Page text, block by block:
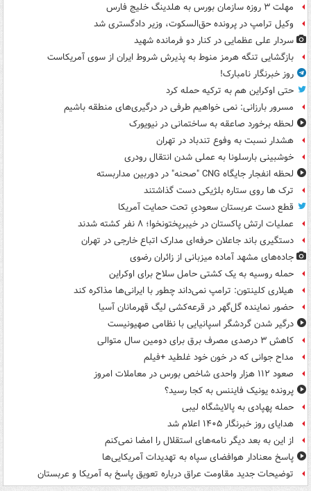
مهلت ۳ روزه سازمان بورس به هلدینگ خلیج فارس
وکیل ترامپ در پرونده حق‌السکوت، وزیر دادگستری شد
سردار علی عظمایی در کنار دو فرمانده شهید
بازگشایی تنگه هرمز منوط به پذیرش شروط ایران از سوی آمریکاست
روز خبرنگار نامبارک!
حتی اوکراین هم به ترکیه حمله کرد
مسرور بارزانی: نمی خواهیم طرفی در درگیری‌های منطقه باشیم
لحظه برخورد صاعقه به ساختمانی در نیویورک
هشدار نسبت به وفوع تندباد در تهران
خوشبینی بارسلونا به عملی شدن انتقال رودری
لحظه انفجار جایگاه CNG "صحنه" در دوربین مداربسته
ترک ها روی ستاره بلژیکی دست گذاشتند
قطع دست عربستان سعودیِ تحت حمایت آمریکا
عملیات ارتش پاکستان در خیبرپختونخوا؛ ۸ نفر کشته شدند
دستگیری باند جاعلان حرفه‌ای مدارک اتباع خارجی در تهران
جاده‌های مشهد آماده میزبانی از زائران رضوی
حمله روسیه به یک کشتی حامل سلاح برای اوکراین
هیلاری کلینتون: ترامپ نمی‌داند چطور با ایرانی‌ها مذاکره کند
حضور نماینده گل‌گهر در قرعه‌کشی لیگ قهرمانان آسیا
درگیر شدن گردشگر اسپانیایی با نظامی صهیونیست
کاهش ۳ درصدی مصرف برق برای دومین سال متوالی
مداح جوانی که در خون خود غلطید +فیلم
صعود ۱۱۲ هزار واحدی شاخص بورس در معاملات امروز
پرونده یونیک فایننس به کجا رسید؟
حمله پهپادی به پالایشگاه لیبی
هدایای روز خبرنگار ۱۴۰۵ اعلام شد
از این به بعد دیگر نامه‌های استقلال را امضا نمی‌کنم
پاسخ معنادار هوافضای سپاه به تهدیدات آمریکایی‌ها
توضیحات جدید مقاومت عراق درباره تعویق پاسخ به آمریکا و عربستان